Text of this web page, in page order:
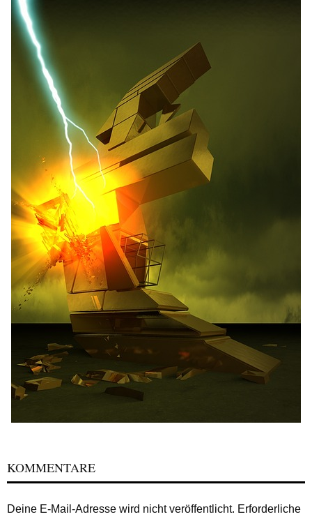
KOMMENTARE
Deine E-Mail-Adresse wird nicht veröffentlicht. Erforderliche